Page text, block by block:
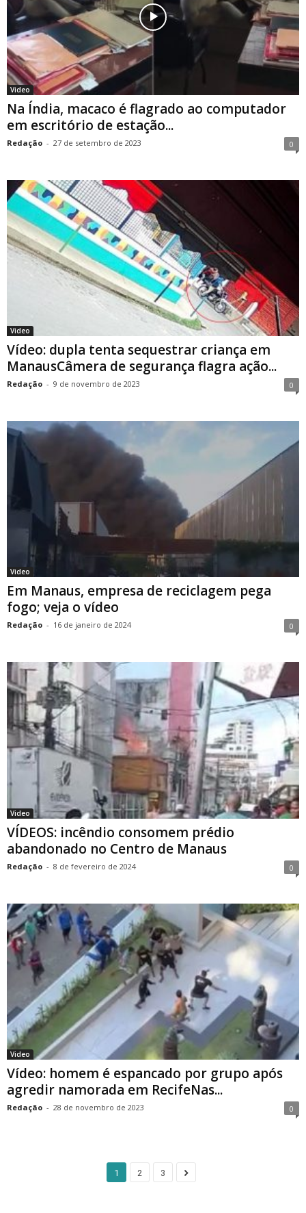
Video
Na Índia, macaco é flagrado ao computador
em escritório de estação...
Redação - 27 de setembro de 2023 0
Video
Vídeo: dupla tenta sequestrar criança em
ManausCâmera de segurança flagra ação...
Redação - 9 de novembro de 2023 0
Video
Em Manaus, empresa de reciclagem pega
fogo; veja o vídeo
Redação - 16 de janeiro de 2024 0
Video
VÍDEOS: incêndio consomem prédio
abandonado no Centro de Manaus
Redação - 8 de fevereiro de 2024 0
Video
Vídeo: homem é espancado por grupo após
agredir namorada em RecifeNas...
Redação - 28 de novembro de 2023 0
1 2 3